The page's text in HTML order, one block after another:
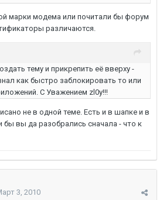
марки модема или почитали бы форум
различаются.
тему и прикрепить её вверху -
как быстро заблокировать то или
С Уважением zl0y!!!
не в одной теме. Есть и в шапке и в
бы вы да разобрались сначала - что к
3, 2010